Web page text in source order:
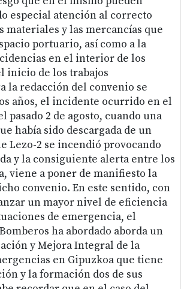
especial atención al correcto
materiales y las mercancías que
portuario, así como a la
en el interior de los
inicio de los trabajos
la redacción del convenio se
años, el incidente ocurrido en el
pasado 2 de agosto, cuando una
había sido descargada de un
Lezo-2 se incendió provocando
y la consiguiente alerta entre los
viene a poner de manifiesto la
convenio. En este sentido, con
un mayor nivel de eficiencia
de emergencia, el
ha abordado aborda un
y Mejora Integral de la
en Gipuzkoa que tiene
y la formación dos de sus